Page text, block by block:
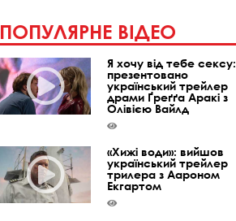
ПОПУЛЯРНЕ ВІДЕО
Я хочу від тебе сексу:
презентовано
український трейлер
драми Ґреґґа Аракі з
Олівією Вайлд
«Хижі води»: вийшов
український трейлер
трилера з Аароном
Екгартом